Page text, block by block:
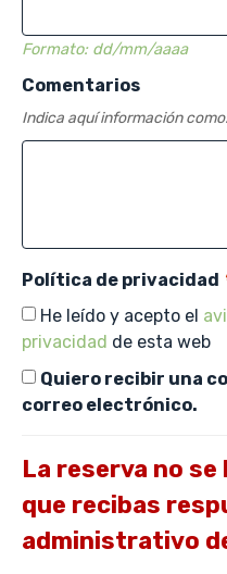
Formato: dd/mm/aaaa
Comentarios
Indica aquí información
Política de privacidad
He leído y acepto el
privacidad de esta web
Quiero recibir una
correo electrónico.
La reserva no
que recibas
administrativo